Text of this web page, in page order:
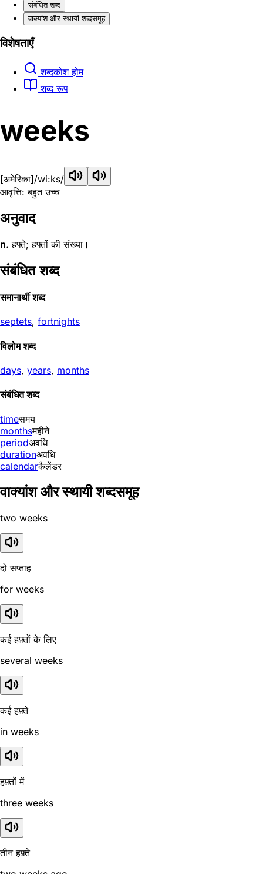
संबंधित शब्द
वाक्यांश और स्थायी शब्दसमूह
विशेषताएँ
शब्दकोश होम
शब्द रूप
weeks
[अमेरिका]/wi:ks/
आवृत्ति: बहुत उच्च
अनुवाद
n. हफ्ते; हफ्तों की संख्या।
संबंधित शब्द
समानार्थी शब्द
septets, fortnights
विलोम शब्द
days, years, months
संबंधित शब्द
timeसमय
monthsमहीने
periodअवधि
durationअवधि
calendarकैलेंडर
वाक्यांश और स्थायी शब्दसमूह
two weeks
दो सप्ताह
for weeks
कई हफ़्तों के लिए
several weeks
कई हफ़्ते
in weeks
हफ़्तों में
three weeks
तीन हफ़्ते